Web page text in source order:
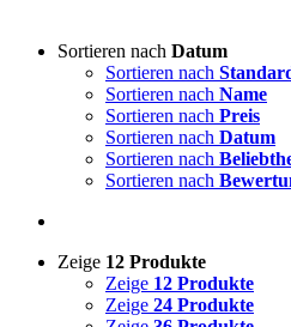
Sortieren nach Datum
Sortieren nach
Sortieren nach Name
Sortieren nach Preis
Sortieren nach Datum
Sortieren nach
Sortieren nach
Zeige 12 Produkte
Zeige 12 Produkte
Zeige 24 Produkte